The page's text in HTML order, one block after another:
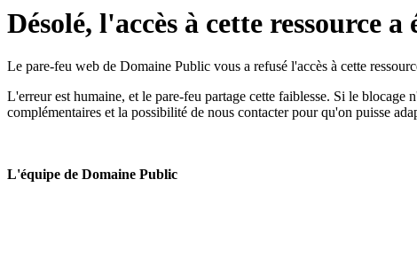
Désolé, l'accès à cette ressource a
Le pare-feu web de Domaine Public vous a refusé l'accès à cette
L'erreur est humaine, et le pare-feu partage cette faiblesse. Si le
complémentaires et la possibilité de nous contacter pour qu'on puisse
L'équipe de Domaine Public